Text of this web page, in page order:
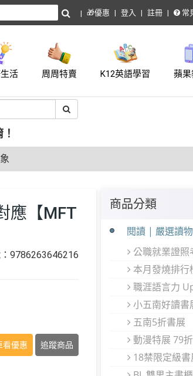
🎁優惠 登入 註冊 常
活 周周特賣 K12英語學習 蘋
商品分類
閱讀 | 嚴選讀
公職就業證照
本月發燒排行
職涯語言力
小五南好讀書
五南5折書展
動漫特展 79折
18禁限定級書
應【MFT
9786263646216
看優惠 追蹤商品